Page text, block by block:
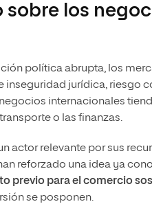
sobre los
política abrupta, los
jurídica, riesgo
internacionales
o las finanzas.
actor relevante por sus
reforzado una idea ya
previo para el comercio
se posponen.